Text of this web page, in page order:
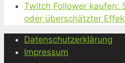
Twitch Follower kaufen:
oder überschätzter
Datenschutzerklärung
Impressum